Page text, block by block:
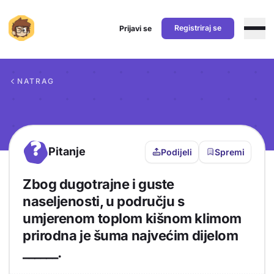
Prijavi se Registriraj se
NATRAG
? Pitanje Podijeli Spremi
Zbog dugotrajne i guste
naseljenosti, u području s
umjerenom toplom kišnom klimom
prirodna je šuma najvećim dijelom
______.